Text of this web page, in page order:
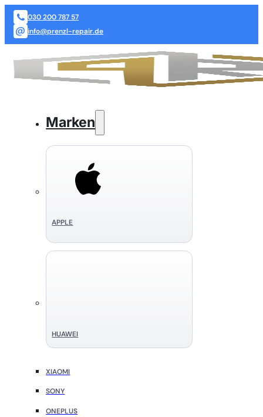
030 200 787 57
info@prenzl-repair.de
Marken
APPLE
HUAWEI
XIAOMI
SONY
ONEPLUS